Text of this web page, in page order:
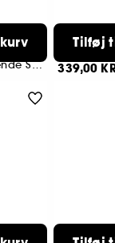
Rensende og Fugtgivende Skum
Le
339,00
Tilføj